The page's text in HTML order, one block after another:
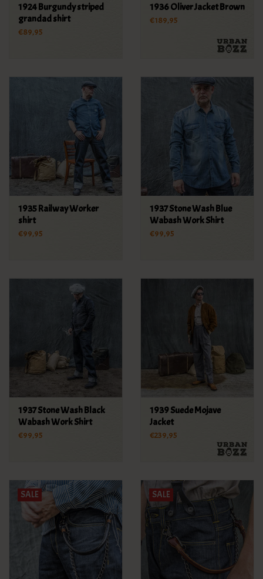
1924 Burgundy striped
grandad shirt
€89,95
1936 Oliver Jacket Brown
€189,95
1935 Railway Worker
shirt
€99,95
1937 Stone Wash Blue
Wabash Work Shirt
€99,95
1937 Stone Wash Black
Wabash Work Shirt
€99,95
1939 Suede Mojave
Jacket
€239,95
SALE SALE